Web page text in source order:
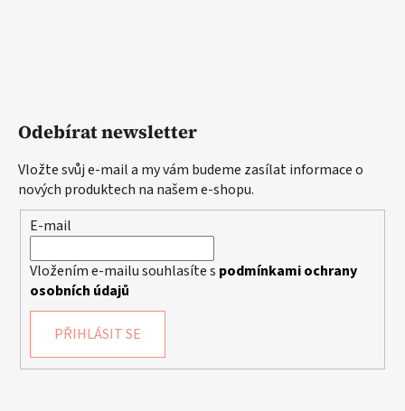
Odebírat newsletter
Vložte svůj e-mail a my vám budeme zasílat informace o
nových produktech na našem e-shopu.
E-mail
Vložením e-mailu souhlasíte s podmínkami ochrany
osobních údajů
PŘIHLÁSIT SE